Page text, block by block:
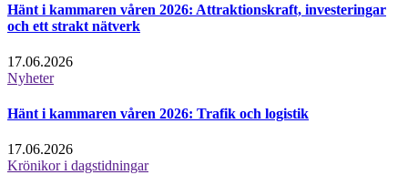
Hänt i kammaren våren 2026: Attraktionskraft, investeringar
och ett strakt nätverk
17.06.2026
Nyheter
Hänt i kammaren våren 2026: Trafik och logistik
17.06.2026
Krönikor i dagstidningar